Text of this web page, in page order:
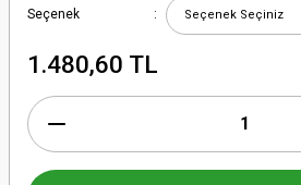
Seçenek
1.480,60 TL